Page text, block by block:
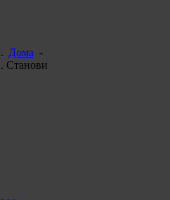
Дома -
Станови